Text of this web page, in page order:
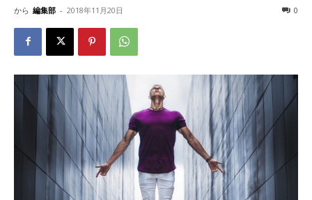
から 編集部 - 2018年11月20日 0